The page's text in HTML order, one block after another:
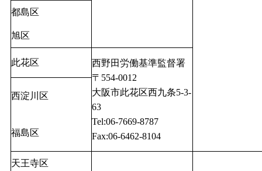
都島区
旭区
此花区
西野田労働基準監督署
〒554-0012
大阪市此花区西九条5-3-
63
Tel:06-7669-8787
Fax:06-6462-8104
西淀川区
福島区
天王寺区